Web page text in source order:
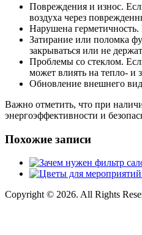
Повреждения и износ.
воздуха через
Нарушена герметичность.
Затирание или поломка
закрываться или не
Проблемы со стеклом.
может влиять на тепло- и
Обновление внешнего
Важно отметить, что при
энергоэффективности и
Похожие записи
Copyright © 2026. All Rights